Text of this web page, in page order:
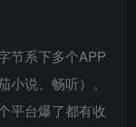
节系下多个APP
说、畅听）。
平台爆了都有收